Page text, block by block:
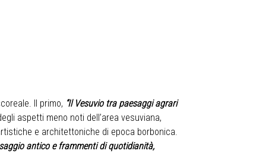
Il primo, “Il Vesuvio tra paesaggi agrari
aspetti meno noti dell’area vesuviana,
e architettoniche di epoca borbonica.
antico e frammenti di quotidianità,